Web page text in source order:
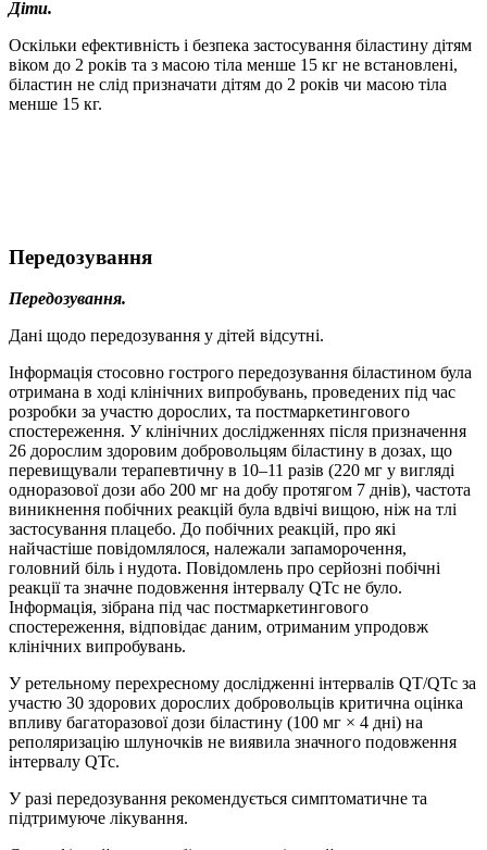
Діти.
Оскільки ефективність і безпека застосування біластину дітям
віком до 2 років та з масою тіла менше 15 кг не встановлені,
біластин не слід призначати дітям до 2 років чи масою тіла
менше 15 кг.
Передозування
Передозування.
Дані щодо передозування у дітей відсутні.
Інформація стосовно гострого передозування біластином була
отримана в ході клінічних випробувань, проведених під час
розробки за участю дорослих, та постмаркетингового
спостереження. У клінічних дослідженнях після призначення
26 дорослим здоровим добровольцям біластину в дозах, що
перевищували терапевтичну в 10–11 разів (220 мг у вигляді
одноразової дози або 200 мг на добу протягом 7 днів), частота
виникнення побічних реакцій була вдвічі вищою, ніж на тлі
застосування плацебо. До побічних реакцій, про які
найчастіше повідомлялося, належали запаморочення,
головний біль і нудота. Повідомлень про серйозні побічні
реакції та значне подовження інтервалу QTc не було.
Інформація, зібрана під час постмаркетингового
спостереження, відповідає даним, отриманим упродовж
клінічних випробувань.
У ретельному перехресному дослідженні інтервалів QT/QTc за
участю 30 здорових дорослих добровольців критична оцінка
впливу багаторазової дози біластину (100 мг × 4 дні) на
реполяризацію шлуночків не виявила значного подовження
інтервалу QTc.
У разі передозування рекомендується симптоматичне та
підтримуюче лікування.